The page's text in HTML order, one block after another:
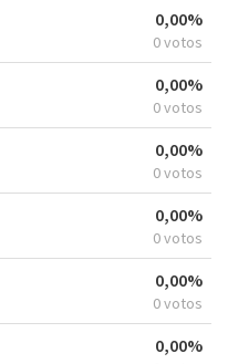
0,00%
0 votos
0,00%
0 votos
0,00%
0 votos
0,00%
0 votos
0,00%
0 votos
0,00%